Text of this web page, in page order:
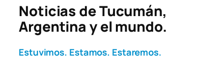
Noticias de Tucumán,
Argentina y el mundo.
Estuvimos. Estamos. Estaremos.